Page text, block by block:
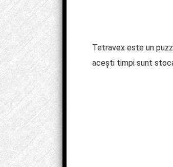
Tetravex este un
acești timpi sunt